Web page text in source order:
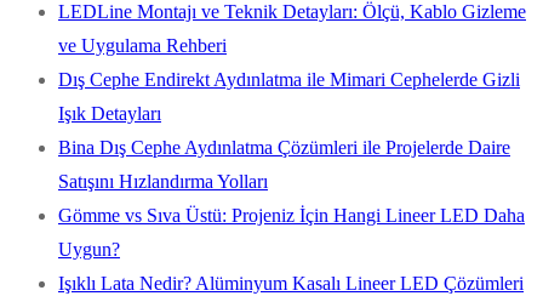
LEDLine Montajı ve Teknik Detayları: Ölçü, Kablo Gizleme
ve Uygulama Rehberi
Dış Cephe Endirekt Aydınlatma ile Mimari Cephelerde Gizli
Işık Detayları
Bina Dış Cephe Aydınlatma Çözümleri ile Projelerde Daire
Satışını Hızlandırma Yolları
Gömme vs Sıva Üstü: Projeniz İçin Hangi Lineer LED Daha
Uygun?
Işıklı Lata Nedir? Alüminyum Kasalı Lineer LED Çözümleri